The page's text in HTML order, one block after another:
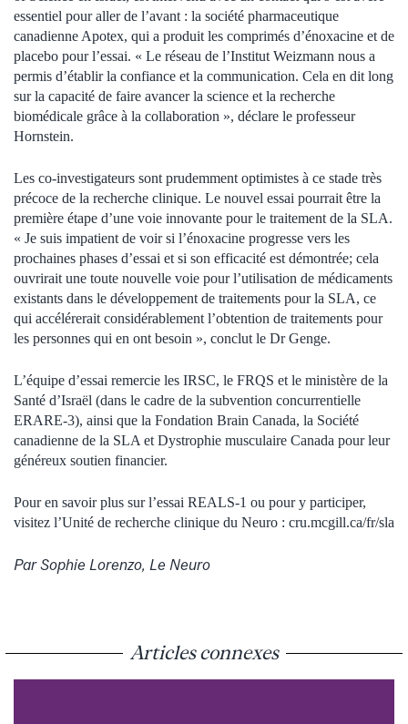
essentiel pour aller de l’avant : la société pharmaceutique
canadienne Apotex, qui a produit les comprimés d’énoxacine et de
placebo pour l’essai. « Le réseau de l’Institut Weizmann nous a
permis d’établir la confiance et la communication. Cela en dit long
sur la capacité de faire avancer la science et la recherche
biomédicale grâce à la collaboration », déclare le professeur
Hornstein.
Les co-investigateurs sont prudemment optimistes à ce stade très
précoce de la recherche clinique. Le nouvel essai pourrait être la
première étape d’une voie innovante pour le traitement de la SLA.
« Je suis impatient de voir si l’énoxacine progresse vers les
prochaines phases d’essai et si son efficacité est démontrée; cela
ouvrirait une toute nouvelle voie pour l’utilisation de médicaments
existants dans le développement de traitements pour la SLA, ce
qui accélérerait considérablement l’obtention de traitements pour
les personnes qui en ont besoin », conclut le Dr Genge.
L’équipe d’essai remercie les IRSC, le FRQS et le ministère de la
Santé d’Israël (dans le cadre de la subvention concurrentielle
ERARE-3), ainsi que la Fondation Brain Canada, la Société
canadienne de la SLA et Dystrophie musculaire Canada pour leur
généreux soutien financier.
Pour en savoir plus sur l’essai REALS-1 ou pour y participer,
visitez l’Unité de recherche clinique du Neuro : cru.mcgill.ca/fr/sla
Par Sophie Lorenzo, Le Neuro
Articles connexes